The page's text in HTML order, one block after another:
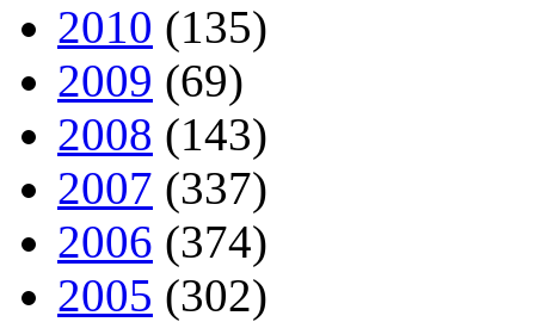
2010 (135)
2009 (69)
2008 (143)
2007 (337)
2006 (374)
2005 (302)